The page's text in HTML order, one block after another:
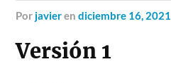
por javierendiciembre 16, 2021
Versión 1